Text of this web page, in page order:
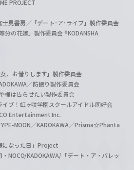
PROJECT
見書房／「デート･ア･ライブ」製作委員会
の花嫁」製作委員会 ®KODANSHA
、お借りします」製作委員会
／防振り製作委員会
様は告らせたい製作委員会
ブ！虹ヶ咲学園スクールアイドル同好会
Entertainment Inc.
MOON／KADOKAWA／Prisma☆Phanta
になった日」Project
NOCO/KADOKAWA/「デート・ア・バレッ